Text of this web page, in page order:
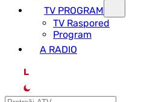
TV PROGRAM
ТV Raspored
Program
A RADIO
L